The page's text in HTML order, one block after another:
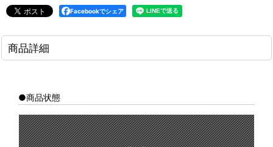
Facebookでシェア
商品詳細
●商品状態